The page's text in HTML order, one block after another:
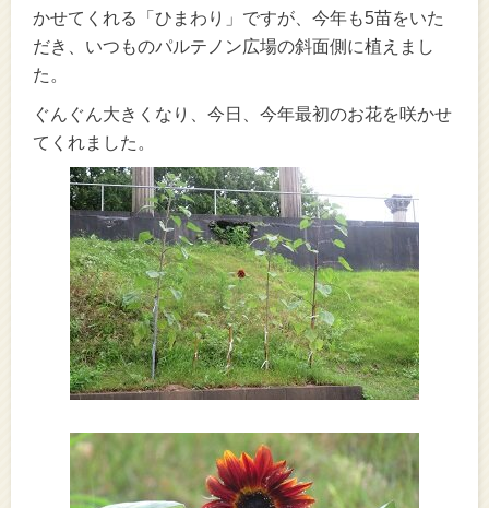
かせてくれる「ひまわり」ですが、今年も5苗をいた
だき、いつものパルテノン広場の斜面側に植えまし
た。
ぐんぐん大きくなり、今日、今年最初のお花を咲かせ
てくれました。